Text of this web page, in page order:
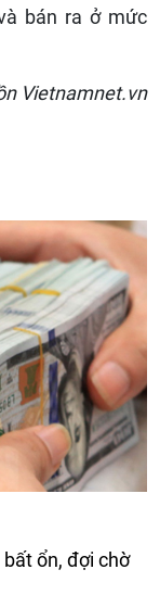
bán ra ở mức
Vietnamnet.vn
ổn, đợi chờ